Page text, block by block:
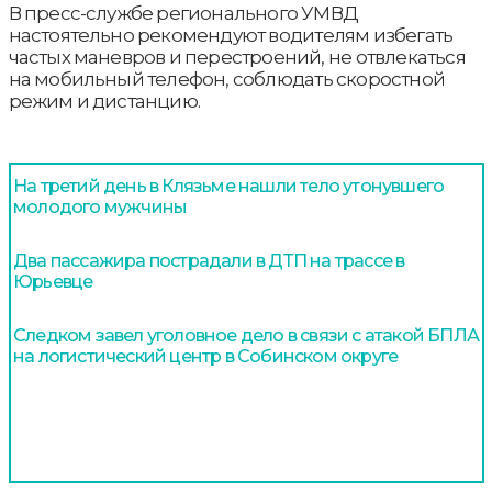
В пресс-службе регионального УМВД
настоятельно рекомендуют водителям избегать
частых маневров и перестроений, не отвлекаться
на мобильный телефон, соблюдать скоростной
режим и дистанцию.
На третий день в Клязьме нашли тело утонувшего
молодого мужчины
Два пассажира пострадали в ДТП на трассе в
Юрьевце
Следком завел уголовное дело в связи с атакой БПЛА
на логистический центр в Собинском округе